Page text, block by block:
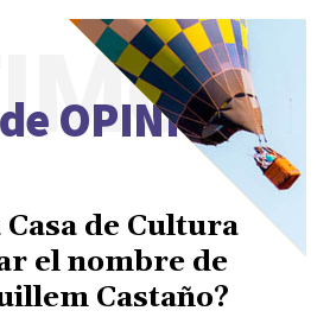
OPINIÓN
Casa de Cultura
el nombre de
Castaño?